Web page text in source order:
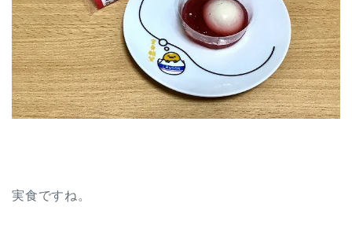
実食ですね。